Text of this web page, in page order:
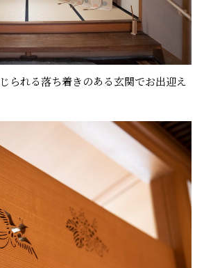
られる落ち着きのある玄関でお出迎え